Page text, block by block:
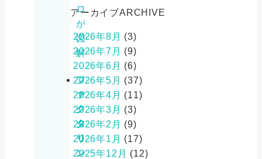
ロ
が
図
解
フ
ァ
ク
タ
リ
ン
アーカイブARCHIVE
2026年8月 (3)
2026年7月 (9)
2026年6月 (6)
2026年5月 (37)
2026年4月 (11)
2026年3月 (3)
2026年2月 (9)
2026年1月 (17)
2025年12月 (12)